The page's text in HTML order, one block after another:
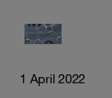
1 April 2022